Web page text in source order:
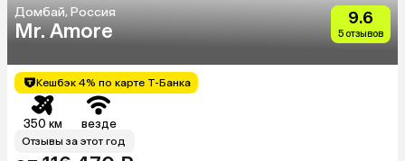
Домбай, Россия
Mr. Amore
9.6
5 отзывов
Кешбэк 4% по карте Т-Банка
350 км везде
Отзывы за этот год